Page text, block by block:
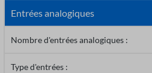
Entrées analogiques
Nombre d'entrées analogiques :
Type d'entrées :